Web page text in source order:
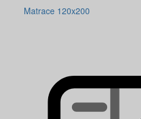
Matrace 120x200